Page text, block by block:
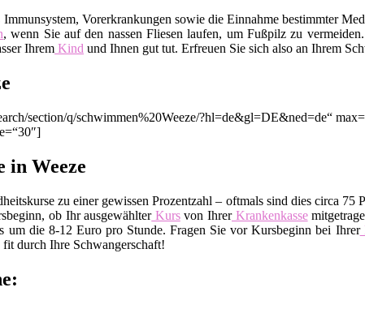
Vorerkrankungen sowie die Einnahme bestimmter
, wenn Sie auf den nassen Fliesen laufen, um Fußpilz zu
Ihrem Kind und Ihnen gut tut. Erfreuen Sie sich also an Ihrem
section/q/schwimmen%20Weeze/?hl=de&gl=DE&ned=de“
in Weeze
zu einer gewissen Prozentzahl – oftmals sind dies circa 75
ob Ihr ausgewählterKursvon IhrerKrankenkasse
um die 8-12 Euro pro Stunde. Fragen Sie vor Kursbeginn bei Ihrer
durch Ihre Schwangerschaft!